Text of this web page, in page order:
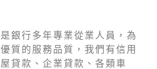
銀行多年專業從業人員，為
質的服務品質，我們有信用
貸款、企業貸款、各類車